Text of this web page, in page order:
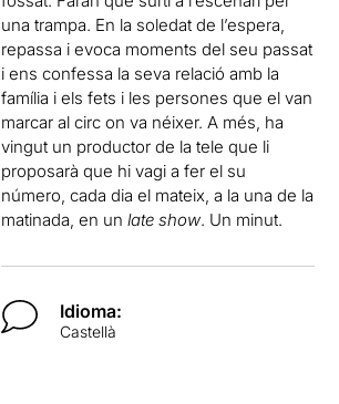
una trampa. En la soledat de l’espera,
repassa i evoca moments del seu passat
i ens confessa la seva relació amb la
família i els fets i les persones que el van
marcar al circ on va néixer. A més, ha
vingut un productor de la tele que li
proposarà que hi vagi a fer el su
número, cada dia el mateix, a la una de la
matinada, en unlate show. Un minut.
Idioma:
Castellà